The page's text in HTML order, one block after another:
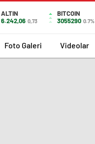
ALTIN
6.242,06 0,73
BITCOIN
3055290 0.7%
Foto Galeri Videolar